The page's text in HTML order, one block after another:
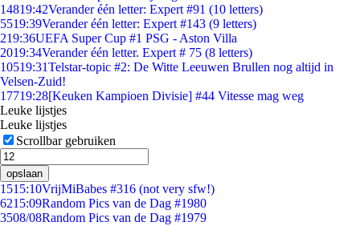
14819:42Verander één letter: Expert #91 (10 letters)
5519:39Verander één letter: Expert #143 (9 letters)
219:36UEFA Super Cup #1 PSG - Aston Villa
2019:34Verander één letter. Expert # 75 (8 letters)
10519:31Telstar-topic #2: De Witte Leeuwen Brullen nog altijd in
Velsen-Zuid!
17719:28[Keuken Kampioen Divisie] #44 Vitesse mag weg
Leuke lijstjes
Leuke lijstjes
Scrollbar gebruiken
opslaan
1515:10VrijMiBabes #316 (not very sfw!)
6215:09Random Pics van de Dag #1980
3508/08Random Pics van de Dag #1979